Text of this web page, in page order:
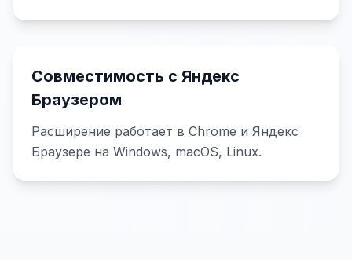
Совместимость с Яндекс
Браузером
Расширение работает в Chrome и Яндекс
Браузере на Windows, macOS, Linux.